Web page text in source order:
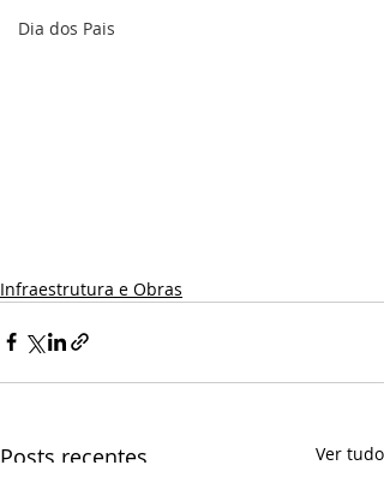
Dia dos Pais
Infraestrutura e Obras
Posts recentes Ver tudo